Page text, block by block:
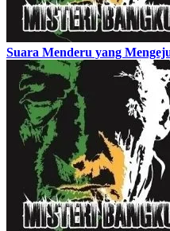
Suara Menderu yang